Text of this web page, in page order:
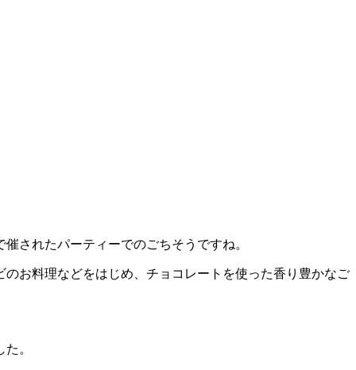
されたパーティーでのごちそうですね。
お料理などをはじめ、チョコレートを使った香り豊かなご
。